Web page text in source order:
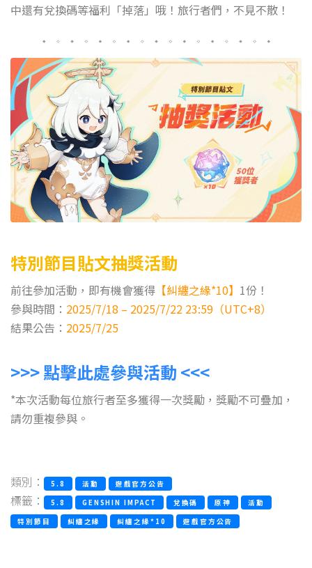
中還有兌換碼等福利「掉落」哦！旅行者們，不見不散！
特別節目貼文抽獎活動
前往參加活動，即有機會獲得 【糾纏之緣*10】 1份！
參與時間： 2025/7/18 – 2025/7/22 23:59（UTC+8）
結果公告： 2025/7/25
>>> 點擊此處參與活動 <<<
*本次活動每位旅行者至多獲得一次獎勵，獎勵不可疊加，
請勿重複參與。
類別： 5.8 活動 遊戲官方公告
標籤： 5.8 GENSHIN IMPACT 兌換碼 原神
活動
特別節目
糾纏之緣 糾纏之緣*10 遊戲官方公告